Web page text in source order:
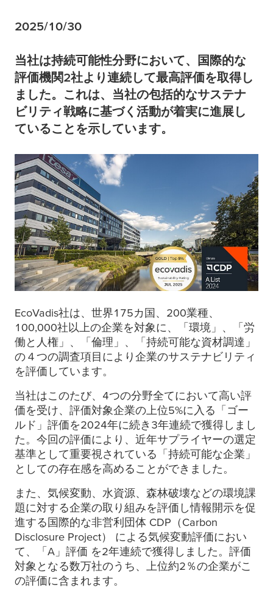
2025/10/30
当社は持続可能性分野において、国際的な
評価機関2社より連続して最高評価を取得し
ました。これは、当社の包括的なサステナ
ビリティ戦略に基づく活動が着実に進展し
ていることを示しています。
EcoVadis社は、世界175カ国、200業種、
100,000社以上の企業を対象に、「環境」、「労
働と人権」、「倫理」、「持続可能な資材調達」
の４つの調査項目により企業のサステナビリティ
を評価しています。
当社はこのたび、4つの分野全てにおいて高い評
価を受け、評価対象企業の上位5%に入る「ゴー
ルド」評価を2024年に続き3年連続で獲得しまし
た。今回の評価により、近年サプライヤーの選定
基準として重要視されている「持続可能な企業」
としての存在感を高めることができました。
また、気候変動、水資源、森林破壊などの環境課
題に対する企業の取り組みを評価し情報開示を促
進する国際的な非営利団体 CDP（Carbon
Disclosure Project） による気候変動評価におい
て、「A」評価 を2年連続で獲得しました。評価
対象となる数万社のうち、上位約2％の企業がこ
の評価に含まれます。